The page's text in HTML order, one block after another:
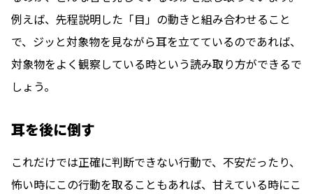
例えば、先程説明した「目」の動きと組み合わせること
で、ジッと対象物を見ながら耳を立てているのであれば、
対象物をよく観察している時という読み取り方ができるで
しょう。
耳を後に倒す
これだけでは正確に判断できない行動で、不安だったり、
怖い時にこの行動を取ることもあれば、甘えている時にこ